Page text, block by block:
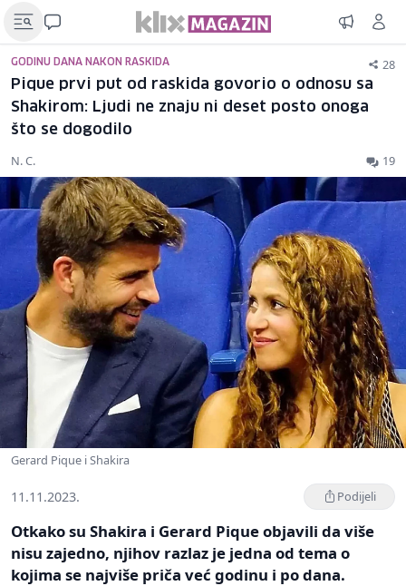
GODINU DANA NAKON RASKIDA 28
Pique prvi put od raskida govorio o odnosu sa
Shakirom: Ljudi ne znaju ni deset posto onoga
što se dogodilo
N. C. 19
Gerard Pique i Shakira
11.11.2023. Podijeli
Otkako su Shakira i Gerard Pique objavili da više
nisu zajedno, njihov razlaz je jedna od tema o
kojima se najviše priča već godinu i po dana.